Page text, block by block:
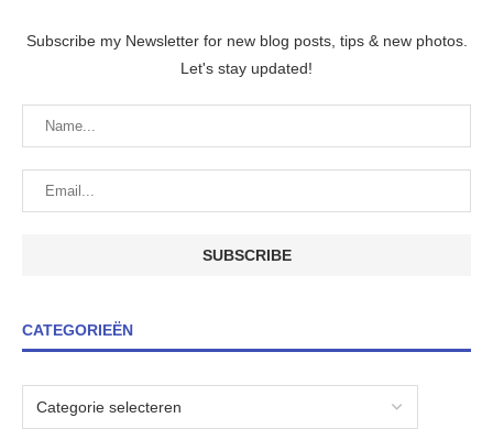
Subscribe my Newsletter for new blog posts, tips & new photos.
Let's stay updated!
CATEGORIEËN